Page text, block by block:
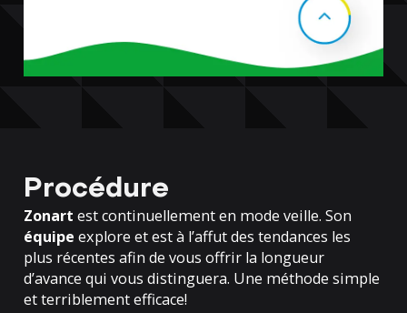
Procédure
Zonart est continuellement en mode veille. Son
équipe explore et est à l’affut des tendances les
plus récentes afin de vous offrir la longueur
d’avance qui vous distinguera. Une méthode simple
et terriblement efficace!